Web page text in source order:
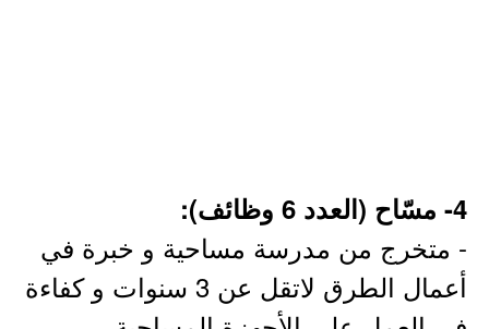
4- مسّاح (العدد 6 وظائف):
- متخرج من مدرسة مساحية و خبرة في
أعمال الطرق لاتقل عن 3 سنوات و كفاءة